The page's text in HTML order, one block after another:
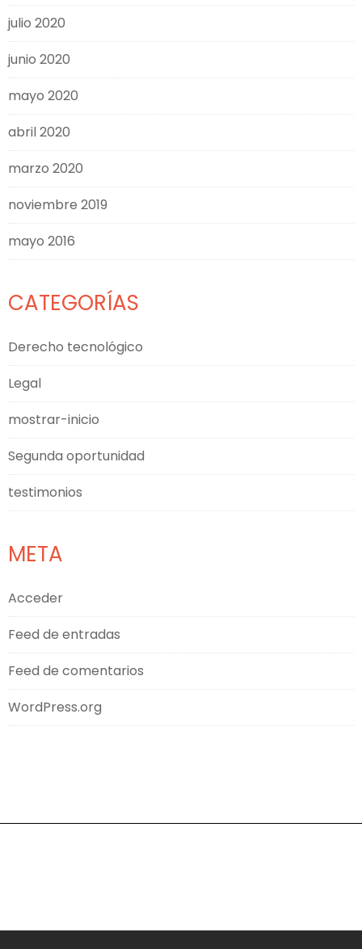
julio 2020
junio 2020
mayo 2020
abril 2020
marzo 2020
noviembre 2019
mayo 2016
CATEGORÍAS
Derecho tecnológico
Legal
mostrar-inicio
Segunda oportunidad
testimonios
META
Acceder
Feed de entradas
Feed de comentarios
WordPress.org